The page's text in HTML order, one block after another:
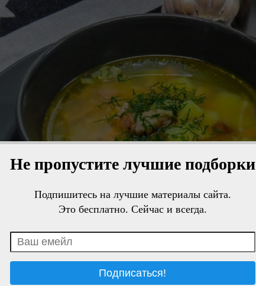
Не пропустите лучшие подборки
Подпишитесь на лучшие материалы сайта.
Это бесплатно. Сейчас и всегда.